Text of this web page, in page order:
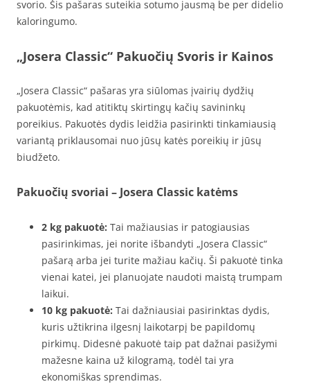
svorio. Šis pašaras suteikia sotumo jausmą be per didelio
kaloringumo.
„Josera Classic“ Pakuočių Svoris ir Kainos
„Josera Classic“ pašaras yra siūlomas įvairių dydžių
pakuotėmis, kad atitiktų skirtingų kačių savininkų
poreikius. Pakuotės dydis leidžia pasirinkti tinkamiausią
variantą priklausomai nuo jūsų katės poreikių ir jūsų
biudžeto.
Pakuočių svoriai – Josera Classic katėms
2 kg pakuotė: Tai mažiausias ir patogiausias
pasirinkimas, jei norite išbandyti „Josera Classic“
pašarą arba jei turite mažiau kačių. Ši pakuotė tinka
vienai katei, jei planuojate naudoti maistą trumpam
laikui.
10 kg pakuotė: Tai dažniausiai pasirinktas dydis,
kuris užtikrina ilgesnį laikotarpį be papildomų
pirkimų. Didesnė pakuotė taip pat dažnai pasižymi
mažesne kaina už kilogramą, todėl tai yra
ekonomiškas sprendimas.